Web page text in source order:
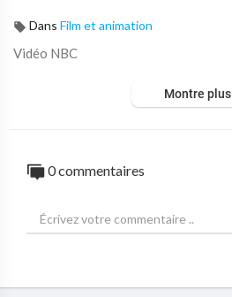
Dans Film et animation
Vidéo NBC
Montre plus
0 commentaires